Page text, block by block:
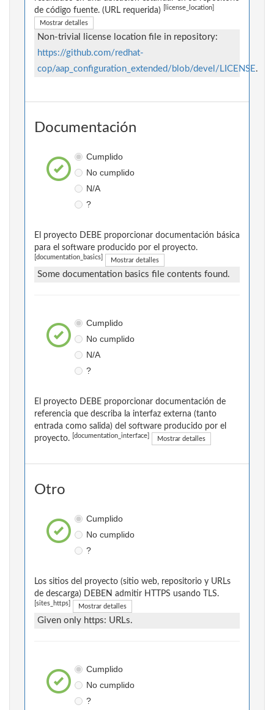
de código fuente. (URL requerida)
[license_location]
Mostrar detalles
Non-trivial license location file in repository:
https://github.com/redhat-
cop/aap_configuration_extended/blob/devel/LICENSE.
Documentación
Cumplido
No cumplido
N/A
?
El proyecto DEBE proporcionar documentación básica
para el software producido por el proyecto.
[documentation_basics] Mostrar detalles
Some documentation basics file contents found.
Cumplido
No cumplido
N/A
?
El proyecto DEBE proporcionar documentación de
referencia que describa la interfaz externa (tanto
entrada como salida) del software producido por el
proyecto.
[documentation_interface] Mostrar detalles
Otro
Cumplido
No cumplido
?
Los sitios del proyecto (sitio web, repositorio y URLs
de descarga) DEBEN admitir HTTPS usando TLS.
[sites_https] Mostrar detalles
Given only https: URLs.
Cumplido
No cumplido
?